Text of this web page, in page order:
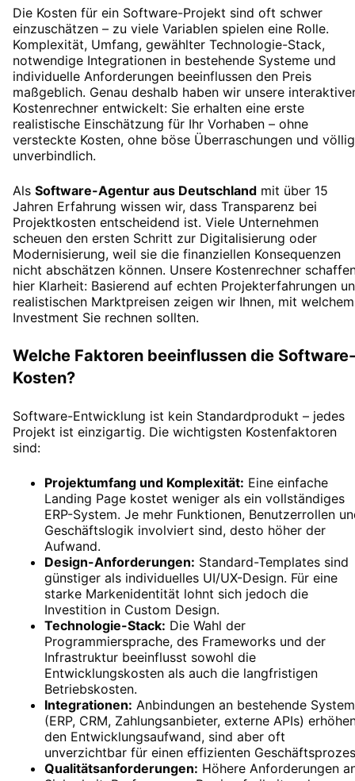
Die Kosten für ein Software-Projekt sind oft schwer
einzuschätzen – zu viele Variablen spielen eine Rolle.
Komplexität, Umfang, gewählter Technologie-Stack,
notwendige Integrationen in bestehende Systeme und
individuelle Anforderungen beeinflussen den Preis
maßgeblich. Genau deshalb haben wir unsere
Kostenrechner entwickelt: Sie erhalten eine erste
realistische Einschätzung für Ihr Vorhaben – ohne
versteckte Kosten, ohne böse Überraschungen und völlig
unverbindlich.
Als Software-Agentur aus Deutschland mit über 15
Jahren Erfahrung wissen wir, dass Transparenz bei
Projektkosten entscheidend ist. Viele Unternehmen
scheuen den ersten Schritt zur Digitalisierung oder
Modernisierung, weil sie die finanziellen Konsequenzen
nicht abschätzen können. Unsere Kostenrechner
hier Klarheit: Basierend auf echten Projekterfahrungen
realistischen Marktpreisen zeigen wir Ihnen, mit welchem
Investment Sie rechnen sollten.
Welche Faktoren beeinflussen die Software-
Kosten?
Software-Entwicklung ist kein Standardprodukt – jedes
Projekt ist einzigartig. Die wichtigsten Kostenfaktoren
sind:
Projektumfang und Komplexität: Eine einfache
Landing Page kostet weniger als ein vollständiges
ERP-System. Je mehr Funktionen, Benutzerrollen
Geschäftslogik involviert sind, desto höher der
Aufwand.
Design-Anforderungen: Standard-Templates sind
günstiger als individuelles UI/UX-Design. Für eine
starke Markenidentität lohnt sich jedoch die
Investition in Custom Design.
Technologie-Stack: Die Wahl der
Programmiersprache, des Frameworks und der
Infrastruktur beeinflusst sowohl die
Entwicklungskosten als auch die langfristigen
Betriebskosten.
Integrationen: Anbindungen an bestehende
(ERP, CRM, Zahlungsanbieter, externe APIs)
den Entwicklungsaufwand, sind aber oft
unverzichtbar für einen effizienten
Qualitätsanforderungen: Höhere Anforderungen